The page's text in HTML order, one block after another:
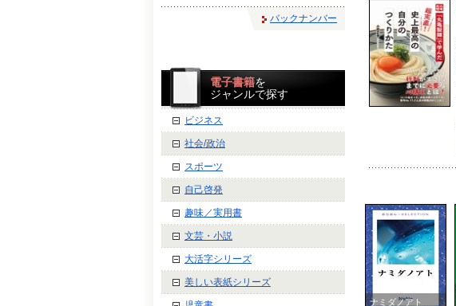
バックナンバー
電子書籍を
ジャンルで探す
ビジネス
社会/政治
スポーツ
自己啓発
趣味／実用書
文芸・小説
大活字シリーズ
美しい表紙シリーズ
ナミダノアト